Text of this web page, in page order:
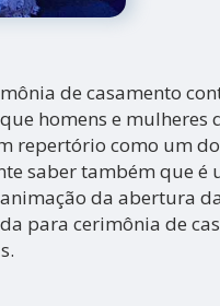
de casamento
homens e mulheres
repertório como um
saber também que é
da abertura
para cerimônia de